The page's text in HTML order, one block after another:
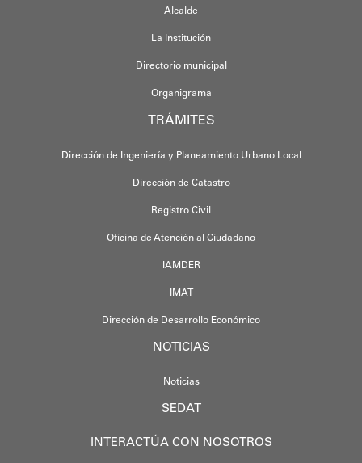
Alcalde
La Institución
Directorio municipal
Organigrama
TRÁMITES
Dirección de Ingeniería y Planeamiento Urbano Local
Dirección de Catastro
Registro Civil
Oficina de Atención al Ciudadano
IAMDER
IMAT
Dirección de Desarrollo Económico
NOTICIAS
Noticias
SEDAT
INTERACTÚA CON NOSOTROS